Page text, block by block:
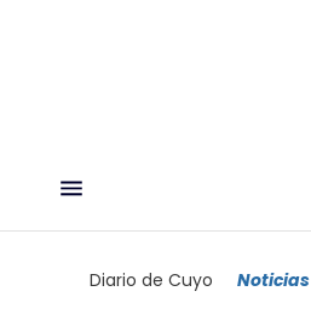
Diario de Cuyo Noticias